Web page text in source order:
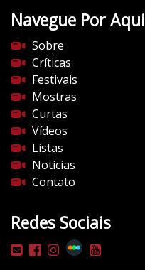
e
s
d
o
c
i
n
e
m
a
c
o
m
Navegue Por Aqui
Sobre
Críticas
Festivais
Mostras
Curtas
Vídeos
Listas
Notícias
Contato
Redes Sociais